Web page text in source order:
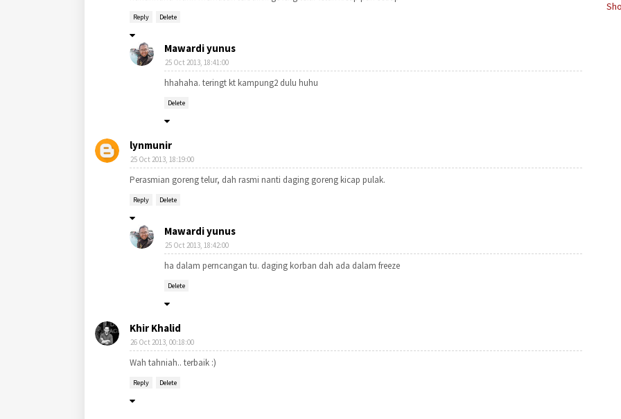
Reply Delete
Mawardi yunus
25 Oct 2013, 18:41:00
hhahaha. teringt kt kampung2 dulu huhu
Delete
lynmunir
25 Oct 2013, 18:19:00
Perasmian goreng telur, dah rasmi nanti daging goreng kicap pulak.
Reply Delete
Mawardi yunus
25 Oct 2013, 18:42:00
ha dalam perncangan tu. daging korban dah ada dalam freeze
Delete
Khir Khalid
26 Oct 2013, 00:18:00
Wah tahniah.. terbaik :)
Reply Delete